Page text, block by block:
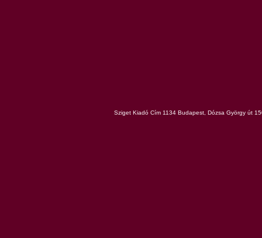
Sziget Kiadó Cím 1134 Budapest, Dózsa György út